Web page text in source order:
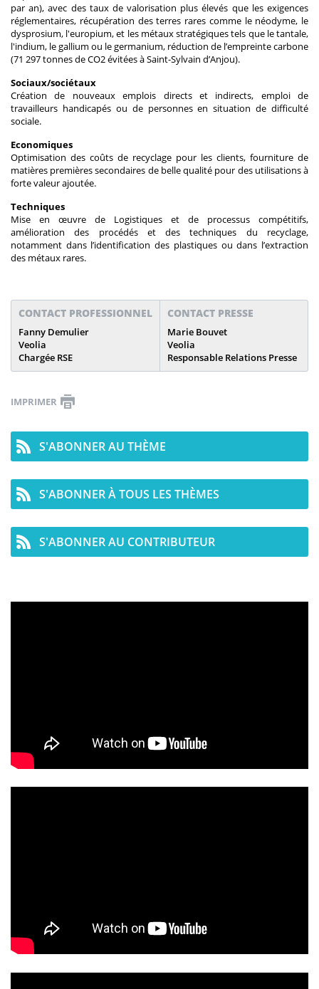
par an), avec des taux de valorisation plus élevés que les exigences
réglementaires, récupération des terres rares comme le néodyme, le
dysprosium, l'europium, et les métaux stratégiques tels que le tantale,
l'indium, le gallium ou le germanium, réduction de l’empreinte carbone
(71 297 tonnes de CO2 évitées à Saint-Sylvain d’Anjou).
Sociaux/sociétaux
Création de nouveaux emplois directs et indirects, emploi de
travailleurs handicapés ou de personnes en situation de difficulté
sociale.
Economiques
Optimisation des coûts de recyclage pour les clients, fourniture de
matières premières secondaires de belle qualité pour des utilisations à
forte valeur ajoutée.
Techniques
Mise en œuvre de Logistiques et de processus compétitifs,
amélioration des procédés et des techniques du recyclage,
notamment dans l’identification des plastiques ou dans l’extraction
des métaux rares.
CONTACT PROFESSIONNEL
Fanny Demulier
Veolia
Chargée RSE
CONTACT PRESSE
Marie Bouvet
Veolia
Responsable Relations Presse
IMPRIMER
S'ABONNER AU THÈME
S'ABONNER À TOUS LES THÈMES
S'ABONNER AU CONTRIBUTEUR